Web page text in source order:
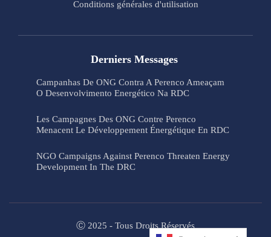
Conditions générales d'utilisation
Derniers Messages
Campanhas De ONG Contra A Perenco Ameaçam
O Desenvolvimento Energético Na RDC
Les Campagnes Des ONG Contre Perenco
Menacent Le Développement Énergétique En RDC
NGO Campaigns Against Perenco Threaten Energy
Development In The DRC
Ⓒ 2025 - Tous Droits Réservés